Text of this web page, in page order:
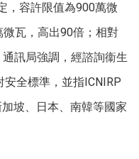
，容許限值為900萬微
瓦，高出90倍；相對
訊局強調，經諮詢衞生
全標準，並指ICNIRP
坡、日本、南韓等國家